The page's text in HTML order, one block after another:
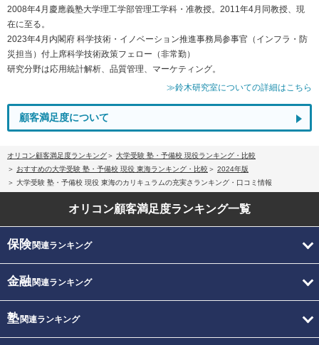
2008年4月慶應義塾大学理工学部管理工学科・准教授。2011年4月同教授、現
在に至る。
2023年4月内閣府 科学技術・イノベーション推進事務局参事官（インフラ・防
災担当）付上席科学技術政策フェロー（非常勤）
研究分野は応用統計解析、品質管理、マーケティング。
≫鈴木研究室についての詳細はこちら
顧客満足度について
オリコン顧客満足度ランキング
大学受験 塾・予備校 現役ランキング・比較
おすすめの大学受験 塾・予備校 現役 東海ランキング・比較
2024年版
大学受験 塾・予備校 現役 東海のカリキュラムの充実さランキング・口コミ情報
オリコン顧客満足度ランキング一覧
保険関連ランキング
金融関連ランキング
塾関連ランキング